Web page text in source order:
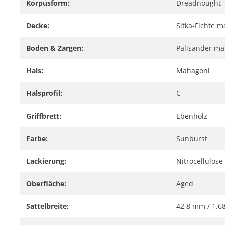
Korpusform: Dreadnought
Decke: Sitka-Fichte
Boden & Zargen: Palisander
Hals: Mahagoni
Halsprofil: C
Griffbrett: Ebenholz
Farbe: Sunburst
Lackierung: Nitrocellulose
Oberfläche: Aged
Sattelbreite: 42,8 mm /